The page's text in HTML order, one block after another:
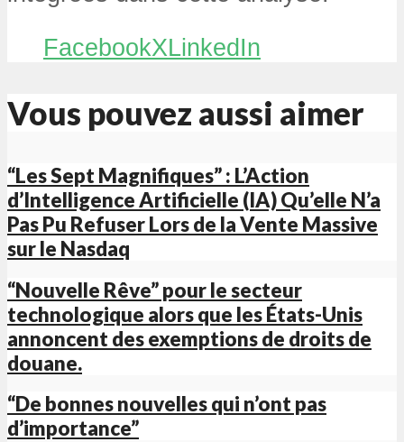
FacebookXLinkedIn
Vous pouvez aussi aimer
“Les Sept Magnifiques” : L’Action
d’Intelligence Artificielle (IA) Qu’elle N’a
Pas Pu Refuser Lors de la Vente Massive
sur le Nasdaq
“Nouvelle Rêve” pour le secteur
technologique alors que les États-Unis
annoncent des exemptions de droits de
douane.
“De bonnes nouvelles qui n’ont pas
d’importance”